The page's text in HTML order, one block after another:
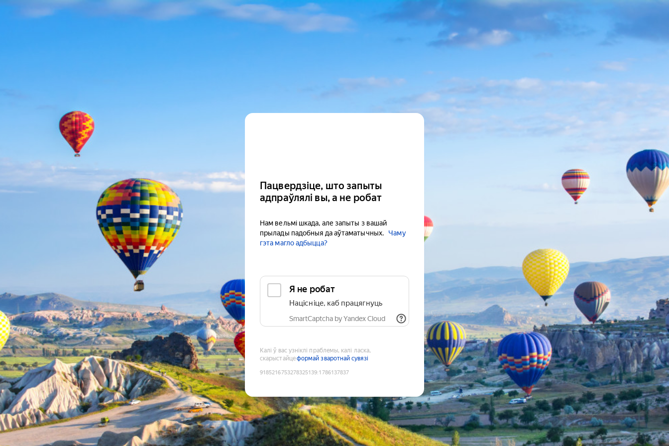
Пацвердзіце, што запыты
адпраўлялі вы, а не робат
Нам вельмі шкада, але запыты з вашай
прылады падобныя да аўтаматычных.
Чаму
гэта магло адбыцца?
Я не робат
Націсніце, каб працягнуць
SmartCaptcha by Yandex Cloud
Калі ў вас узніклі праблемы, калі ласка,
скарыстайцеформай зваротнай сувязі
9185216753278325139:1786137837